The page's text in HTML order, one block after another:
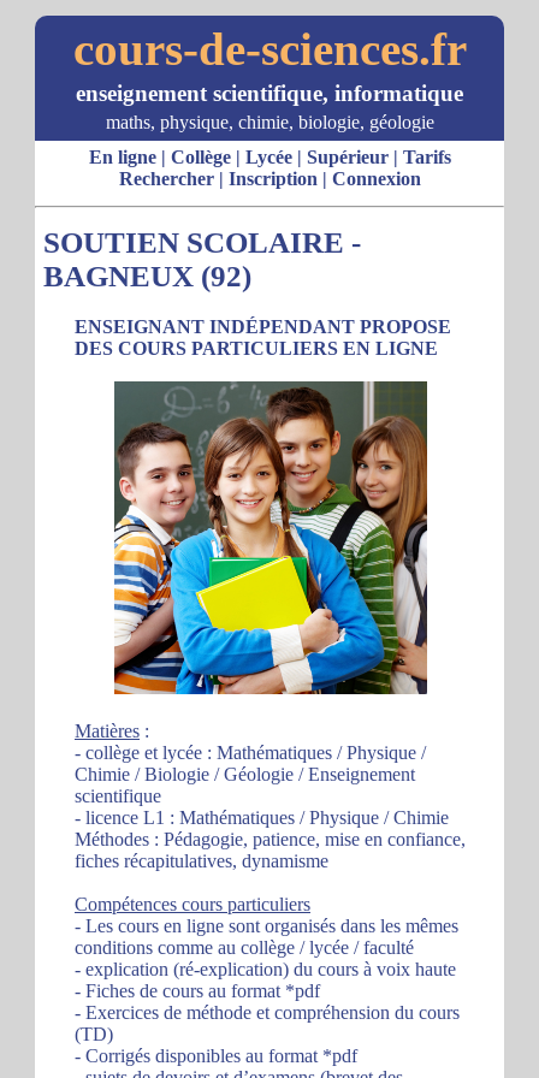
cours-de-sciences.fr
enseignement scientifique, informatique
maths, physique, chimie, biologie, géologie
En ligne| Collège| Lycée| Supérieur| Tarifs
Rechercher| Inscription | Connexion
SOUTIEN SCOLAIRE -
BAGNEUX (92)
ENSEIGNANT INDÉPENDANT PROPOSE
DES COURS PARTICULIERS EN LIGNE
Matières :
- collège et lycée : Mathématiques / Physique /
Chimie / Biologie / Géologie / Enseignement
scientifique
- licence L1 : Mathématiques / Physique / Chimie
Méthodes : Pédagogie, patience, mise en confiance,
fiches récapitulatives, dynamisme
Compétences cours particuliers
- Les cours en ligne sont organisés dans les mêmes
conditions comme au collège / lycée / faculté
- explication (ré-explication) du cours à voix haute
- Fiches de cours au format *pdf
- Exercices de méthode et compréhension du cours
(TD)
- Corrigés disponibles au format *pdf